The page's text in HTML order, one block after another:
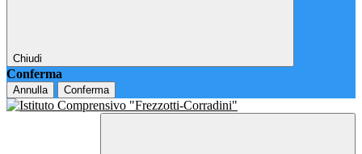
Chiudi
Conferma
Annulla Conferma